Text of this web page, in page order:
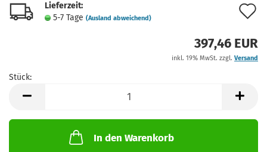
Lieferzeit:
5-7 Tage (Ausland abweichend)
397,46 EUR
inkl. 19% MwSt. zzgl. Versand
Stück:
In den Warenkorb